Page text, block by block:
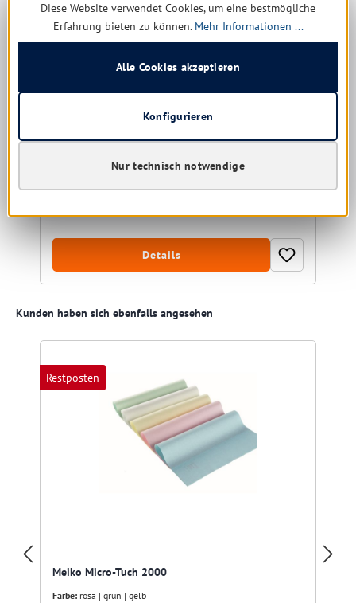
Mopptex Mikrofasertuch Professional light 38 x 38
Sofort verfügbar, Lieferzeit: 1-5 Tage
0,44 € *
Details
Produktgalerie überspringen
Kunden haben sich ebenfalls angesehen
Restposten
Meiko Micro-Tuch 2000
Farbe: rosa | grün | gelb
Diese Website verwendet Cookies, um eine bestmögliche
Erfahrung bieten zu können. Mehr Informationen ...
Nur technisch notwendige
Konfigurieren
Alle Cookies akzeptieren